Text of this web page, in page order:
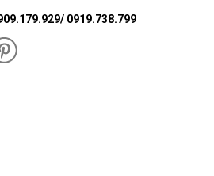
0919.738.799